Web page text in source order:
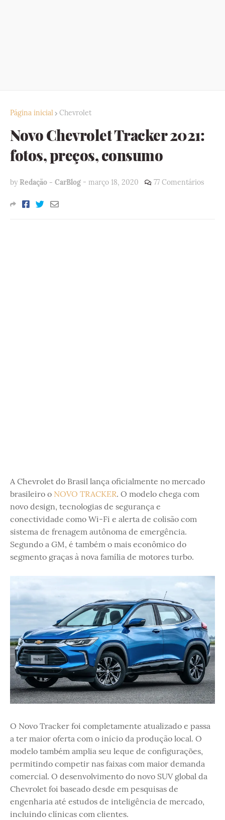
Página inicial Chevrolet
Novo Chevrolet Tracker 2021:
fotos, preços, consumo
by Redação - CarBlog - março 18, 2020 77 Comentários
A Chevrolet do Brasil lança oficialmente no mercado
brasileiro o NOVO TRACKER. O modelo chega com
novo design, tecnologias de segurança e
conectividade como Wi-Fi e alerta de colisão com
sistema de frenagem autônoma de emergência.
Segundo a GM, é também o mais econômico do
segmento graças à nova família de motores turbo.
O Novo Tracker foi completamente atualizado e passa
a ter maior oferta com o início da produção local. O
modelo também amplia seu leque de configurações,
permitindo competir nas faixas com maior demanda
comercial. O desenvolvimento do novo SUV global da
Chevrolet foi baseado desde em pesquisas de
engenharia até estudos de inteligência de mercado,
incluindo clínicas com clientes.